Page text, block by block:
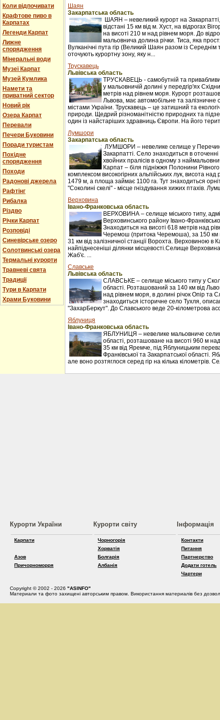
Коли відпочивати
Крафтове пиво в
Карпатах
Легенди Карпат
Лижне
спорядження
Мінеральні води
Музеї Карпат
Музей Кумлика
Намети та
приватний сектор
Новий рік
Озера Карпат
Перевали
Печери Буковини
Поради туристам
Похідне
спорядження
Походи
Радонові джерела
Рафтінг
Рибалка
Різдво
Річки Карпат
Розповіді
Синевірське озеро
Солотвинські озера
Термальні курорти
Травневі свята
Традиції
Тури в Карпати
Храми Буковини
Шаян
Закарпатська область
ШАЯН – невеликий курорт на
відстані 15 км від м. Хуст, на відрогах
на висоті 210 м над рівнем моря. До
мальовнича долина річки. Тиса, яка
Вулканічні пута гір (Великий Шаян разом із
оточують курортну зону, яку н...
Трускавець
Львівська область
ТРУСКАВЕЦЬ - самобутній та
у мальовничій долині у передгір'ях
метрів над рівнем моря. Курорт
Львова, має автомобільне та залізничне
містами України. Трускавець – це затишний та
природи. Щедрий різноманітністю природних та
один із найстаріших здравниць Європи. На його
Лумшори
Закарпатська область
ЛУМШОРИ – невелике селище у
Закарпатті. Село знаходиться в оточенні
хвойних пралісів в одному з
Карпат – біля підніжжя Полонини
комплексом високогірних альпійських лук, висота над
1479 м, а площа займає 1100 га. Тут знаходиться
"Соколині скелі" - місце гніздування хижих птахів.
Верховина
Івано-Франковська область
ВЕРХОВИНА – селище міського типу,
Верховинського району Івано-
Знаходиться на висоті 618 метрів над
Черемош (притока Черемоша), за 150 км
31 км від залізничної станції Ворохта. Верховиною в
найпіднесеніші ділянки місцевості.Селище
Жаб'є. ...
Славське
Львівська область
СЛАВСЬКЕ – селище міського типу у
області. Розташований за 140 км від
над рівнем моря, в долині річок Опір та
знаходиться історичне село Тухля,
"ЗахарБеркут". До Славського веде 20-кілометрова
Яблуниця
Івано-Франковська область
ЯБЛУНИЦЯ – невелике мальовниче
області, розташоване на висоті 960 м
35 км від Яремче, під Яблуницьким
Франківської та Закарпатської області.
але воно розтяглося серед гір на кілька кілометрів.
Курорти України
Карпати
Азов
Причорноморря
Курорти світу
Чорногорія
Хорватія
Болгарія
Албанія
Інформація
Контакти
Питання
Партнерство
Додати готель
Чартери
Copyright © 2002 - 2026 "ASINFO"
Материали та фото захищені авторським правом. Використання материалів без